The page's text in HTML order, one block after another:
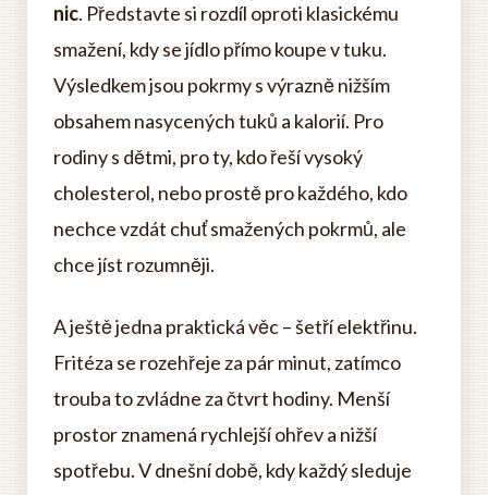
nic. Představte si rozdíl oproti klasickému
smažení, kdy se jídlo přímo koupe v tuku.
Výsledkem jsou pokrmy s výrazně nižším
obsahem nasycených tuků a kalorií. Pro
rodiny s dětmi, pro ty, kdo řeší vysoký
cholesterol, nebo prostě pro každého, kdo
nechce vzdát chuť smažených pokrmů, ale
chce jíst rozumněji.
A ještě jedna praktická věc – šetří elektřinu.
Fritéza se rozehřeje za pár minut, zatímco
trouba to zvládne za čtvrt hodiny. Menší
prostor znamená rychlejší ohřev a nižší
spotřebu. V dnešní době, kdy každý sleduje